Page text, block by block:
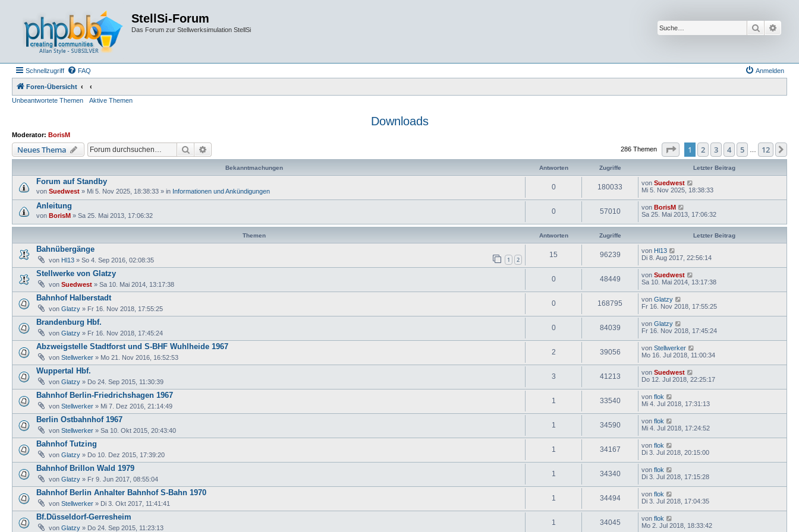
StellSi-Forum
Das Forum zur Stellwerksimulation StellSi Suche
Schnellzugriff FAQ Anmelden
Foren-Übersicht
Unbeantwortete Themen
Aktive Themen
Downloads
Moderator: BorisM
Neues Thema Suche 286 Themen Seite von12
1 2 3 4 5 12
Bekanntmachungen Antworten Zugriffe Letzter Beitrag
Forum auf Standby
von Suedwest » Mi 5. Nov 2025, 18:38:33 » in Informationen und Ankündigungen
0 180033 von Suedwest
Mi 5. Nov 2025, 18:38:33
Anleitung
von BorisM » Sa 25. Mai 2013, 17:06:32
0 57010 von BorisM
Sa 25. Mai 2013, 17:06:32
Themen Antworten Zugriffe Letzter Beitrag
Bahnübergänge
von Hl13 » So 4. Sep 2016, 02:08:35 1 2
15 96239 von Hl13
Di 8. Aug 2017, 22:56:14
Stellwerke von Glatzy
von Suedwest » Sa 10. Mai 2014, 13:17:38
0 48449 von Suedwest
Sa 10. Mai 2014, 13:17:38
Bahnhof Halberstadt
von Glatzy » Fr 16. Nov 2018, 17:55:25
0 168795 von Glatzy
Fr 16. Nov 2018, 17:55:25
Brandenburg Hbf.
von Glatzy » Fr 16. Nov 2018, 17:45:24
0 84039 von Glatzy
Fr 16. Nov 2018, 17:45:24
Abzweigstelle Stadtforst und S-BHF Wuhlheide 1967
von Stellwerker » Mo 21. Nov 2016, 16:52:53
2 39056 von Stellwerker
Mo 16. Jul 2018, 11:00:34
Wuppertal Hbf.
von Glatzy » Do 24. Sep 2015, 11:30:39
3 41213 von Suedwest
Do 12. Jul 2018, 22:25:17
Bahnhof Berlin-Friedrichshagen 1967
von Stellwerker » Mi 7. Dez 2016, 21:14:49
1 33540 von flok
Mi 4. Jul 2018, 17:31:13
Berlin Ostbahnhof 1967
von Stellwerker » Sa 10. Okt 2015, 20:43:40
1 34590 von flok
Mi 4. Jul 2018, 17:24:52
Bahnhof Tutzing
von Glatzy » Do 10. Dez 2015, 17:39:20
1 34167 von flok
Di 3. Jul 2018, 20:15:00
Bahnhof Brillon Wald 1979
von Glatzy » Fr 9. Jun 2017, 08:55:04
1 34340 von flok
Di 3. Jul 2018, 17:15:28
Bahnhof Berlin Anhalter Bahnhof S-Bahn 1970
von Stellwerker » Di 3. Okt 2017, 11:41:41
1 34494 von flok
Di 3. Jul 2018, 17:04:35
Bf.Düsseldorf-Gerresheim
von Glatzy » Do 24. Sep 2015, 11:23:13
1 34045 von flok
Mo 2. Jul 2018, 18:33:42